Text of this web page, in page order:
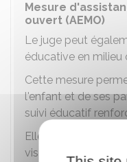
Mesure
ouvert (AEMO)
Le juge peut
éducative en milieu
Cette mesure
l'enfant et de ses
suivi éducatif
Elle est mise en
vise à aider les